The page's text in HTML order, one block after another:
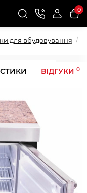
0
для вбудовування
ВІДГУКИ 0